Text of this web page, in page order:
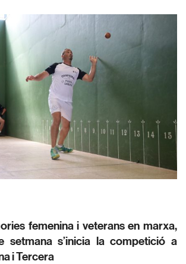
femenina i veterans en marxa,
setmana s’inicia la competició a
i Tercera